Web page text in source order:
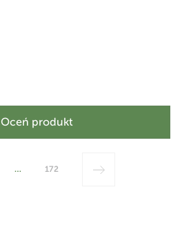
Oceń produkt
… 172